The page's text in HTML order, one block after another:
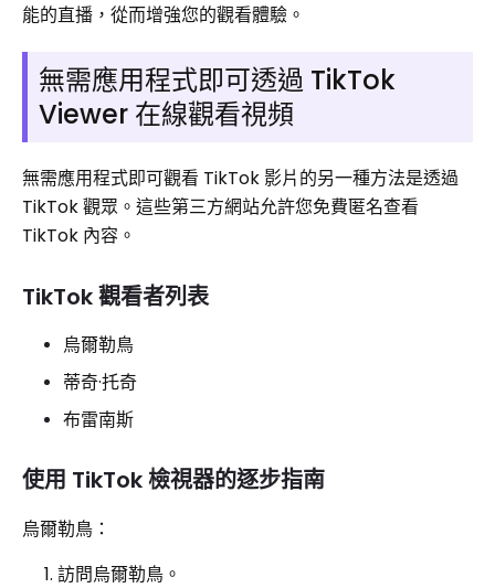
能的直播，從而增強您的觀看體驗。
無需應用程式即可透過 TikTok
Viewer 在線觀看視頻
無需應用程式即可觀看 TikTok 影片的另一種方法是透過
TikTok 觀眾。這些第三方網站允許您免費匿名查看
TikTok 內容。
TikTok 觀看者列表
烏爾勒鳥
蒂奇·托奇
布雷南斯
使用 TikTok 檢視器的逐步指南
烏爾勒鳥：
訪問烏爾勒鳥。